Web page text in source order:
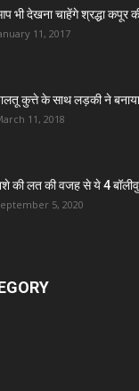
भी देखना चाहेंगे श्रद्धा कपूर
11, 2017
कुत्ते के साथ लड़की ने
11, 2018
की लत की वजह से ये 4
5, 2020